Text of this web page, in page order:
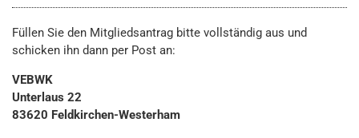
Füllen Sie den Mitgliedsantrag bitte vollständig aus und
schicken ihn dann per Post an:
VEBWK
Unterlaus 22
83620 Feldkirchen-Westerham